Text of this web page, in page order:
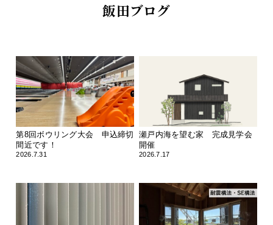
飯田ブログ
第8回ボウリング大会 申込締切
間近です！
2026.7.31
瀬戸内海を望む家 完成見学会
開催
2026.7.17